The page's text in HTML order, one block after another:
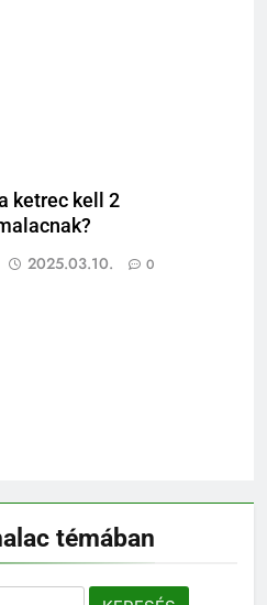
ketrec kell 2
2025.03.10. 0
témában